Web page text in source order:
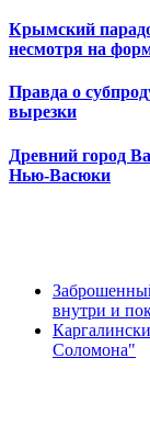
Крымский
несмотря на
Правда о
вырезки
Древний город
Нью-Васюки
внутри и
Соломона"